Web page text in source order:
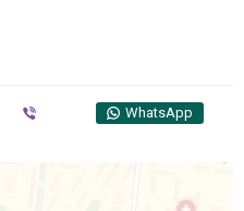
WhatsApp